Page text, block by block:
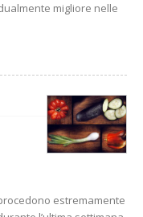
migliore nelle
estremamente